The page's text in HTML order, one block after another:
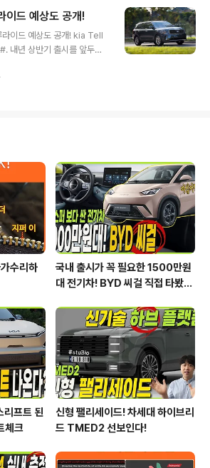
닉이 출시되었습니다. 형제
슷한 것 같지만 꼼꼼하게 비
발견할 수 있으며 판매량에
고 있는데, 두 차량은 어떤 차
이드 예상도 공개!
이드 예상도 공개! kia Tell
내년 상반기 출시를 앞두고
고 자주 목격되고 있습니다.
니라 국내에서도 자주 목격
가 기대되는 3가지 이유! 텔
이유는 대한민국 최초의 박
한 디자인이 적용되었기 때문
차 플래그십 SUV라는 점입니
수리하
국내 출시가 꼭 필요한 1500만원
대 전기차! BYD 씨걸 직접 타봤습
리프트 된
체크
신형 팰리세이드! 차세대 하이브리
드 TMED2 선보인다!